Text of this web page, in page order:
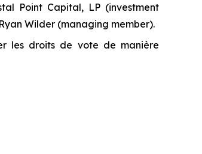
Point Capital, LP (investment
Wilder (managing member).
les droits de vote de manière